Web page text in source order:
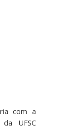
com a
UFSC